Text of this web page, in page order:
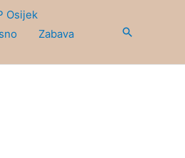
Osijek
Zabava
Search